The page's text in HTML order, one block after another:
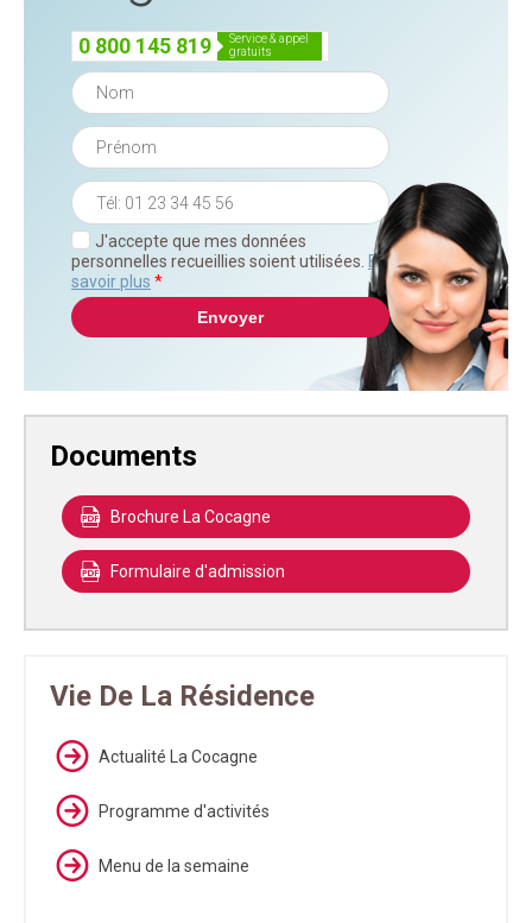
0 800 145 819
service & appel
gratuits
J'accepte que mes données
personnelles recueillies soient utilisées. En
savoir plus *
Documents
Brochure La Cocagne
Formulaire d'admission
Vie De La Résidence
Actualité La Cocagne
Programme d'activités
Menu de la semaine